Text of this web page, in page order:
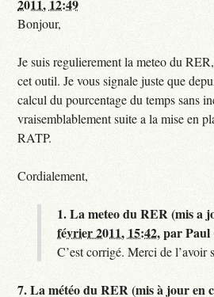
2011, 12:49
Bonjour,
Je suis regulierement la meteo du
cet outil. Je vous signale juste que
calcul du pourcentage du temps sans
vraisemblablement suite a la mise en
RATP.
Cordialement,
1.La meteo du RER (mis a
février 2011, 15:42,par
C’est corrigé. Merci de l’avoir
7.La météo du RER (mis à jour en